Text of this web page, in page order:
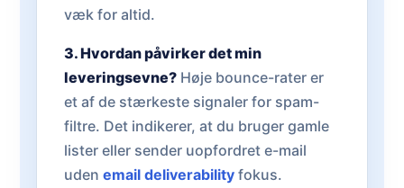
væk for altid.
3. Hvordan påvirker det min
leveringsevne? Høje bounce-rater er
et af de stærkeste signaler for spam-
filtre. Det indikerer, at du bruger gamle
lister eller sender uopfordret e-mail
uden email deliverability fokus.